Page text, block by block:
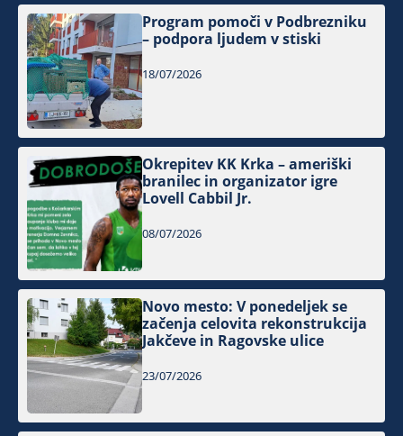
Program pomoči v Podbrezniku
– podpora ljudem v stiski
18/07/2026
Okrepitev KK Krka – ameriški
branilec in organizator igre
Lovell Cabbil Jr.
08/07/2026
Novo mesto: V ponedeljek se
začenja celovita rekonstrukcija
Jakčeve in Ragovske ulice
23/07/2026